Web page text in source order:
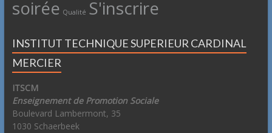
soirée Qualité S'inscrire
INSTITUT TECHNIQUE SUPERIEUR CARDINAL
MERCIER
ITSCM
Enseignement de Promotion Sociale
Boulevard Lambermont, 35
1030 Schaerbeek